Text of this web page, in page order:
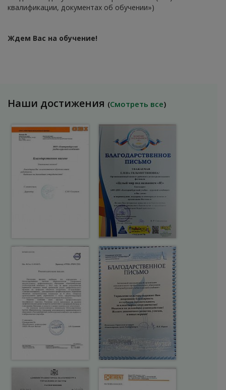
квалификации, документах об обучении»)
Ждем Вас на обучение!
Наши достижения (Смотреть все)